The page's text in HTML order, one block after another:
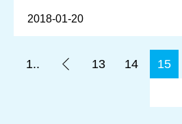
2018-01-20
1.. 13 14 15